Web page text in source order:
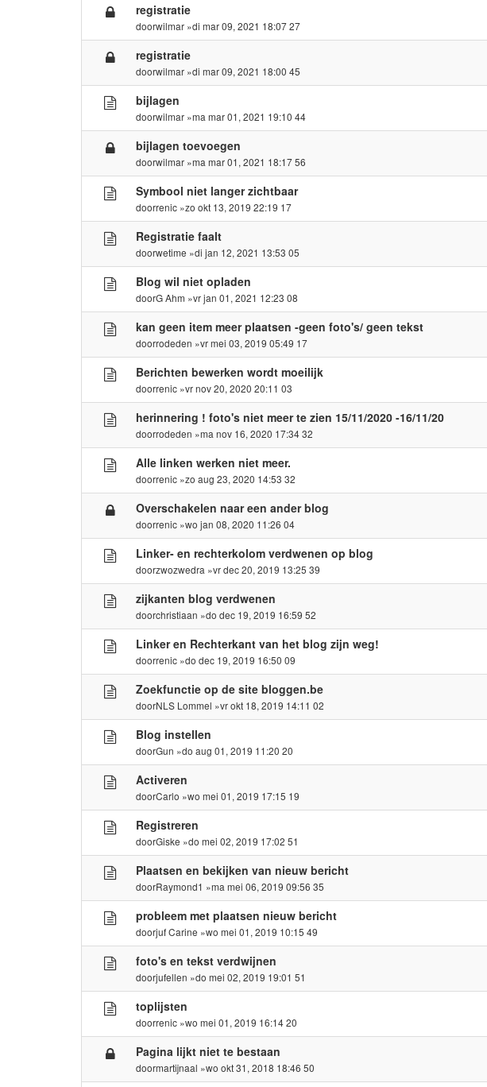
registratie
doorwilmar »di mar 09, 2021 18:07 27
registratie
doorwilmar »di mar 09, 2021 18:00 45
bijlagen
doorwilmar »ma mar 01, 2021 19:10 44
bijlagen toevoegen
doorwilmar »ma mar 01, 2021 18:17 56
Symbool niet langer zichtbaar
doorrenic »zo okt 13, 2019 22:19 17
Registratie faalt
doorwetime »di jan 12, 2021 13:53 05
Blog wil niet opladen
doorG Ahm »vr jan 01, 2021 12:23 08
kan geen item meer plaatsen -geen foto's/ geen tekst
doorrodeden »vr mei 03, 2019 05:49 17
Berichten bewerken wordt moeilijk
doorrenic »vr nov 20, 2020 20:11 03
herinnering ! foto's niet meer te zien 15/11/2020 -16/11/20
doorrodeden »ma nov 16, 2020 17:34 32
Alle linken werken niet meer.
doorrenic »zo aug 23, 2020 14:53 32
Overschakelen naar een ander blog
doorrenic »wo jan 08, 2020 11:26 04
Linker- en rechterkolom verdwenen op blog
doorzwozwedra »vr dec 20, 2019 13:25 39
zijkanten blog verdwenen
doorchristiaan »do dec 19, 2019 16:59 52
Linker en Rechterkant van het blog zijn weg!
doorrenic »do dec 19, 2019 16:50 09
Zoekfunctie op de site bloggen.be
doorNLS Lommel »vr okt 18, 2019 14:11 02
Blog instellen
doorGun »do aug 01, 2019 11:20 20
Activeren
doorCarlo »wo mei 01, 2019 17:15 19
Registreren
doorGiske »do mei 02, 2019 17:02 51
Plaatsen en bekijken van nieuw bericht
doorRaymond1 »ma mei 06, 2019 09:56 35
probleem met plaatsen nieuw bericht
doorjuf Carine »wo mei 01, 2019 10:15 49
foto's en tekst verdwijnen
doorjufellen »do mei 02, 2019 19:01 51
toplijsten
doorrenic »wo mei 01, 2019 16:14 20
Pagina lijkt niet te bestaan
doormartijnaal »wo okt 31, 2018 18:46 50